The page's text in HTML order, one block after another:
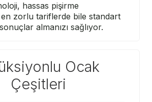
hassas pişirme
zorlu tariflerde bile standart
almanızı sağlıyor.
Ocak
Çeşitleri